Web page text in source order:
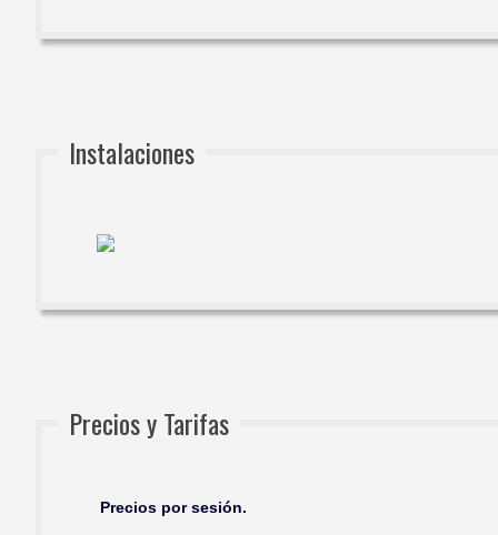
Instalaciones
Precios y Tarifas
Precios por sesión.